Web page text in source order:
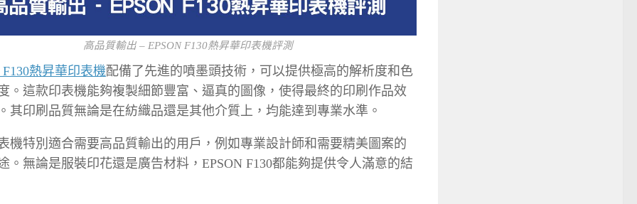
高品質輸出 – EPSON F130熱昇華印表機評測
F130熱昇華印表機配備了先進的噴墨頭技術，可以提供極高的解析度和色
。這款印表機能夠複製細節豐富、逼真的圖像，使得最終的印刷作品效
其印刷品質無論是在紡織品還是其他介質上，均能達到專業水準。
機特別適合需要高品質輸出的用戶，例如專業設計師和需要精美圖案的
。無論是服裝印花還是廣告材料，EPSON F130都能夠提供令人滿意的結